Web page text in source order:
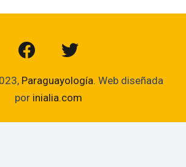
Paraguayología. Web diseñada
por inialia.com